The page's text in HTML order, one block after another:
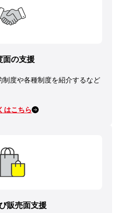
面の支援
度や各種制度を紹介するなど
はこちら
販売面支援